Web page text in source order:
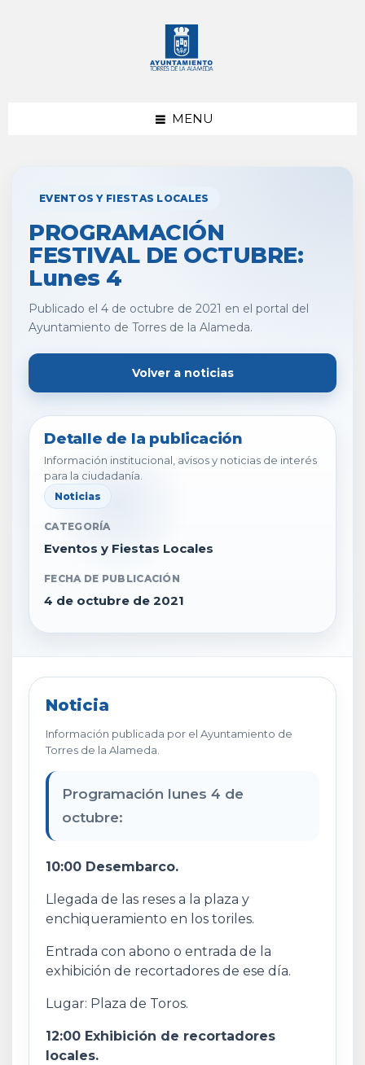
MENU
EVENTOS Y FIESTAS LOCALES
PROGRAMACIÓN
FESTIVAL DE OCTUBRE:
Lunes 4
Publicado el 4 de octubre de 2021 en el portal del
Ayuntamiento de Torres de la Alameda.
Volver a noticias
Detalle de la publicación
Información institucional, avisos y noticias de interés
para la ciudadanía.
Noticias
CATEGORÍA
Eventos y Fiestas Locales
FECHA DE PUBLICACIÓN
4 de octubre de 2021
Noticia
Información publicada por el Ayuntamiento de
Torres de la Alameda.
Programación lunes 4 de
octubre:
10:00 Desembarco.
Llegada de las reses a la plaza y
enchiqueramiento en los toriles.
Entrada con abono o entrada de la
exhibición de recortadores de ese día.
Lugar: Plaza de Toros.
12:00 Exhibición de recortadores
locales.